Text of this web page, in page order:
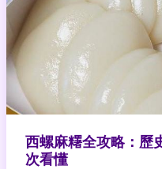
西螺麻糬全攻略：歷
次看懂